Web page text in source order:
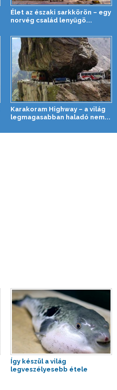
Élet az északi sarkkörön – egy
norvég család lenyűgö...
Karakoram Highway – a világ
legmagasabban haladó nem...
Így készül a világ
legveszélyesebb étele